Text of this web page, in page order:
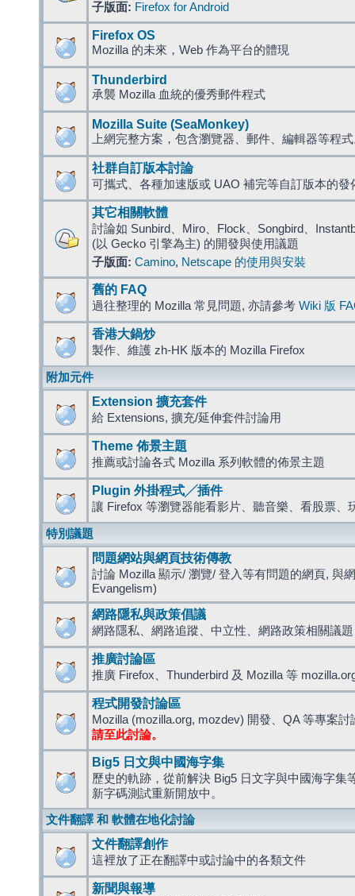
子版面: Firefox for Android
Firefox OS
Mozilla 的未來，Web 作為平台的體現
Thunderbird
承襲 Mozilla 血統的優秀郵件程式
Mozilla Suite (SeaMonkey)
上網完整方案，包含瀏覽器、郵件、編輯器等程
社群自訂版本討論
可攜式、各種加速版或 UAO 補完等自訂版本的發
其它相關軟體
討論如 Sunbird、Miro、Flock、Songbird、
(以 Gecko 引擎為主) 的開發與使用議題
子版面: Camino, Netscape 的使用與安裝
舊的 FAQ
過往整理的 Mozilla 常見問題, 亦請參考 Wiki 版
香港大鍋炒
製作、維護 zh-HK 版本的 Mozilla Firefox
附加元件
Extension 擴充套件
給 Extensions, 擴充/延伸套件討論用
Theme 佈景主題
推薦或討論各式 Mozilla 系列軟體的佈景主題
Plugin 外掛程式╱插件
讓 Firefox 等瀏覽器能看影片、聽音樂、看股票、
特別議題
問題網站與網頁技術傳教
討論 Mozilla 顯示/ 瀏覽/ 登入等有問題的網頁, 與
Evangelism)
網路隱私與政策倡議
網路隱私、網路追蹤、中立性、網路政策相關議題
推廣討論區
推廣 Firefox、Thunderbird 及 Mozilla 等
程式開發討論區
Mozilla (mozilla.org, mozdev) 開發、QA 等專案討
請至此討論。
Big5 日文與中國海字集
歷史的軌跡，從前解決 Big5 日文字與中國海字集
新字碼測試重新開放中。
文件翻譯 和 軟體在地化討論
文件翻譯創作
這裡放了正在翻譯中或討論中的各類文件
新聞與報導